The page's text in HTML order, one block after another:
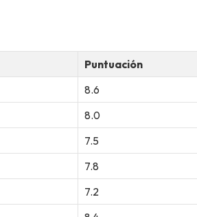
Puntuación
8.6
8.0
7.5
7.8
7.2